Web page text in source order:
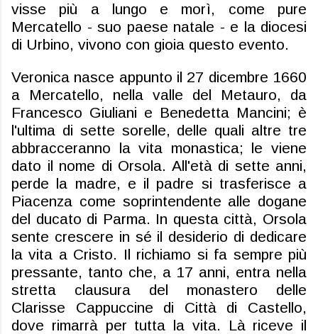
visse più a lungo e morì, come pure
Mercatello - suo paese natale - e la diocesi
di Urbino, vivono con gioia questo evento.
Veronica nasce appunto il 27 dicembre 1660
a Mercatello, nella valle del Metauro, da
Francesco Giuliani e Benedetta Mancini; è
l'ultima di sette sorelle, delle quali altre tre
abbracceranno la vita monastica; le viene
dato il nome di Orsola. All'età di sette anni,
perde la madre, e il padre si trasferisce a
Piacenza come soprintendente alle dogane
del ducato di Parma. In questa città, Orsola
sente crescere in sé il desiderio di dedicare
la vita a Cristo. Il richiamo si fa sempre più
pressante, tanto che, a 17 anni, entra nella
stretta clausura del monastero delle
Clarisse Cappuccine di Città di Castello,
dove rimarrà per tutta la vita. Là riceve il